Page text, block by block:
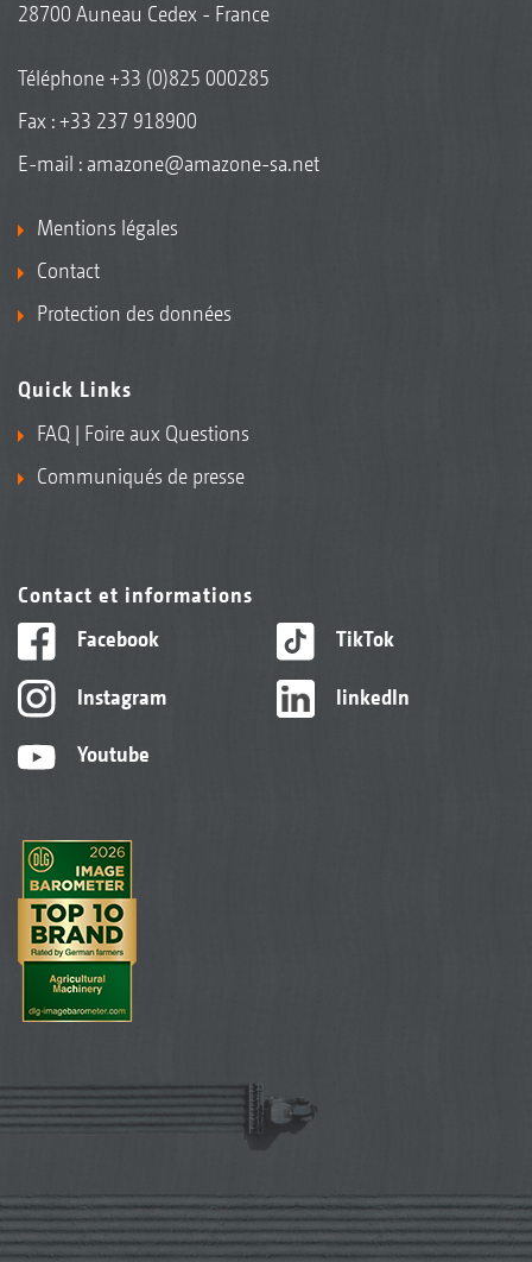
28700 Auneau Cedex - France
Téléphone+33 (0)825 000285
Fax : +33 237 918900
E-mail : amazone@amazone-sa.net
Mentions légales
Contact
Protection des données
Quick Links
FAQ | Foire aux Questions
Communiqués de presse
Contact et informations
Facebook
Instagram
Youtube
TikTok
linkedIn